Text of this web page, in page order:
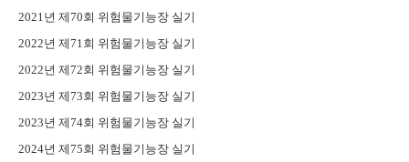
2021년 제70회 위험물기능장 실기
2022년 제71회 위험물기능장 실기
2022년 제72회 위험물기능장 실기
2023년 제73회 위험물기능장 실기
2023년 제74회 위험물기능장 실기
2024년 제75회 위험물기능장 실기